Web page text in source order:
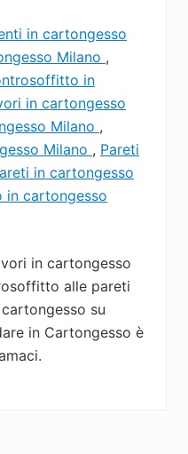
in cartongesso
Milano ,
in
in cartongesso
Milano ,
Milano , Pareti
in cartongesso
in cartongesso
in cartongesso
alle pareti
su
in Cartongesso è